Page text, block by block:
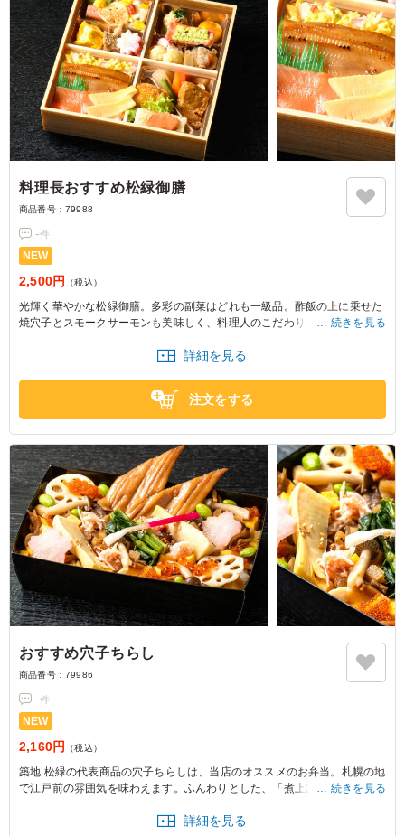
料理長おすすめ松緑御膳
商品番号： 79988
-件
NEW
2,500円 （税込）
光輝く華やかな松緑御膳。多彩の副菜はどれも一級品。酢飯の上に乗せた
焼穴子とスモークサーモンも美味しく、料理人のこだわりを随所に詰め込
続きを見る
詳細を見る
注文をする
おすすめ穴子ちらし
商品番号： 79986
-件
NEW
2,160円 （税込）
築地 松緑の代表商品の穴子ちらしは、当店のオススメのお弁当。札幌の地
で江戸前の雰囲気を味わえます。ふんわりとした、「煮上げ」、または香
続きを見る
詳細を見る